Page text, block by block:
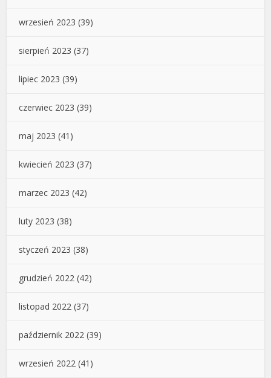
wrzesień 2023 (39)
sierpień 2023 (37)
lipiec 2023 (39)
czerwiec 2023 (39)
maj 2023 (41)
kwiecień 2023 (37)
marzec 2023 (42)
luty 2023 (38)
styczeń 2023 (38)
grudzień 2022 (42)
listopad 2022 (37)
październik 2022 (39)
wrzesień 2022 (41)